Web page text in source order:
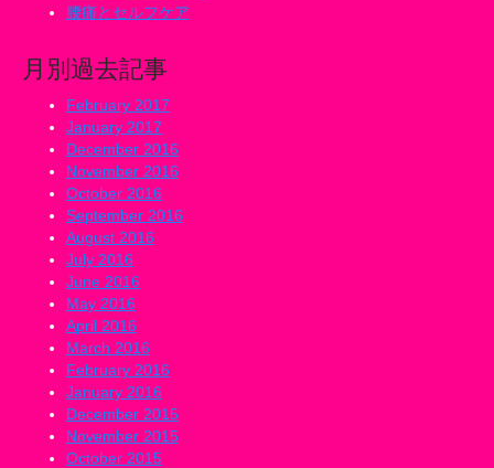
腰痛とセルフケア
月別過去記事
February 2017
January 2017
December 2016
November 2016
October 2016
September 2016
August 2016
July 2016
June 2016
May 2016
April 2016
March 2016
February 2016
January 2016
December 2015
November 2015
October 2015